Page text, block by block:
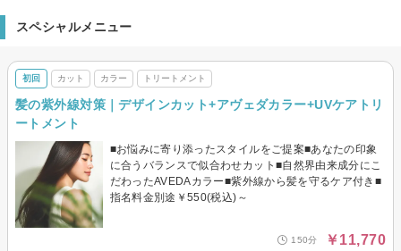
スペシャルメニュー
初回 カット カラー トリートメント
髪の紫外線対策｜デザインカット+アヴェダカラー+UVケアトリ
ートメント
■お悩みに寄り添ったスタイルをご提案■あなたの印象
に合うバランスで似合わせカット■自然界由来成分にこ
だわったAVEDAカラー■紫外線から髪を守るケア付き■
指名料金別途￥550(税込)～
150分 ￥11,770